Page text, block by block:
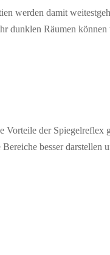
werden damit
dunklen Räumen
Vorteile der Spiegelreflex
besser darstellen